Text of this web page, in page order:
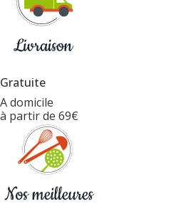
Gratuite
A domicile
à partir de 69€